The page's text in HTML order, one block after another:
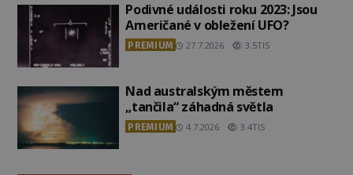
Podivné události roku 2023: Jsou
Američané v obležení UFO?
PREMIUM 27.7.2026 3.5TIS
Nad australským městem
„tančila“ záhadná světla
PREMIUM 4.7.2026 3.4TIS